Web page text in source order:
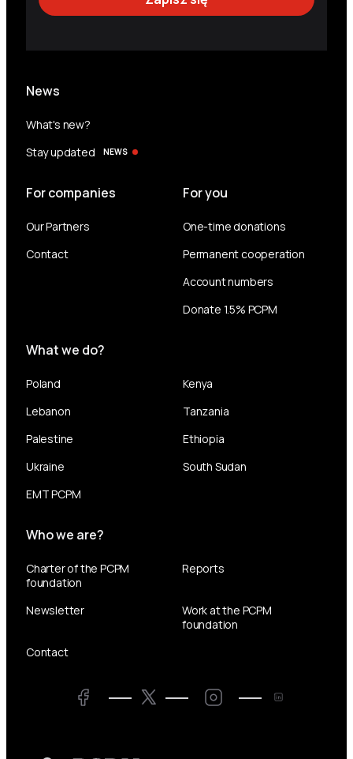
News
What's new?
Stay updated
NEWS
For companies
Our Partners
Contact
For you
One-time donations
Permanent cooperation
Account numbers
Donate 1.5% PCPM
What we do?
Poland
Lebanon
Palestine
Ukraine
EMT PCPM
Kenya
Tanzania
Ethiopia
South Sudan
Who we are?
Charter of the PCPM
foundation
Reports
Newsletter
Work at the PCPM
foundation
Contact
Facebook Twitter LinkedIn Twitter